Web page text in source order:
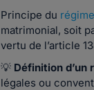
Principe du
matrimonial, soit
vertu de l’article
💡 Définition d’un
légales ou